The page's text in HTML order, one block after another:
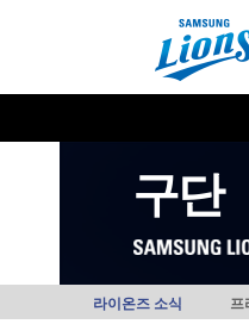
구단
라이온즈 소식 프